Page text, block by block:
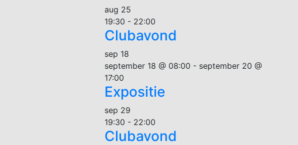
aug 25
19:30 - 22:00
Clubavond
sep 18
september 18 @ 08:00 - september 20 @
17:00
Expositie
sep 29
19:30 - 22:00
Clubavond